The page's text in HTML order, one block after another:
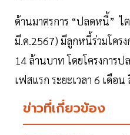
ด้านมาตรการ “ปลดหนี้” ไ
มี.ค.2567) มีลูกหนี้ร่วมโคร
14 ล้านบาท โดยโครงการป
เฟสแรก ระยะเวลา 6 เดือ
ข่าวที่เกี่ยวข้อง